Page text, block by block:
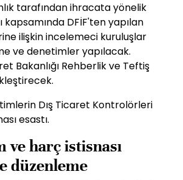
tarafından ihracata yönelik
kapsamında DFİF'ten yapılan
ilişkin incelemeci kuruluşlar
ve denetimler yapılacak.
Bakanlığı Rehberlik ve Teftiş
Dış Ticaret Kontrolörleri
esastı.
ve harç istisnası
düzenleme